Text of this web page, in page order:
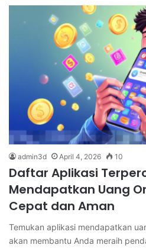
admin3d April 4, 2026 10
Daftar Aplikasi
Mendapatkan Uang
Cepat dan Aman
Temukan aplikasi mendapatkan
akan membantu Anda meraih